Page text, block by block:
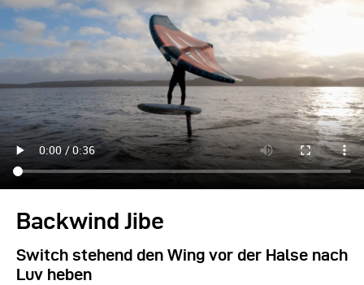
Backwind Jibe
Switch stehend den Wing vor der Halse nach
Luv heben